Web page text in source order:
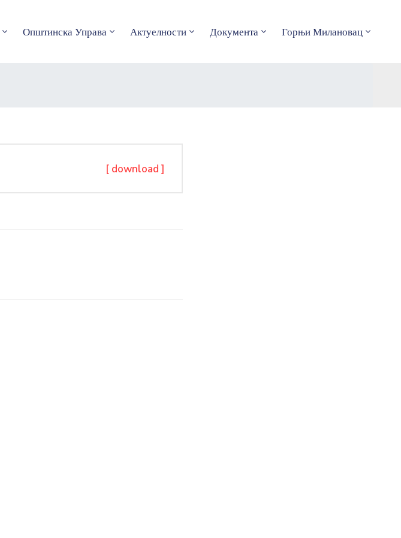
Општинска Управа Актуелности Документа Горњи Милановац
[ download ]